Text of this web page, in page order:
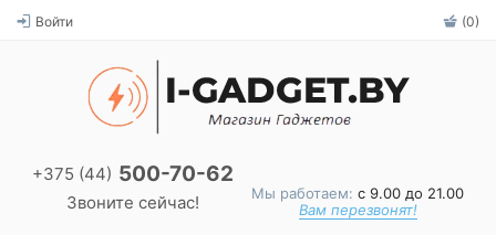
Войти (0)
+375 (44) 500-70-62
Звоните сейчас! Мы работаем: с 9.00 до 21.00
Вам перезвонят!